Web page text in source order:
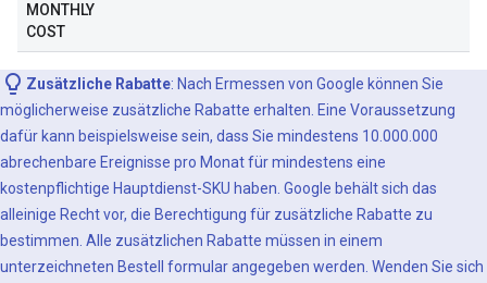
MONTHLY
COST
Zusätzliche Rabatte: Nach Ermessen von Google können Sie
möglicherweise zusätzliche Rabatte erhalten. Eine Voraussetzung
dafür kann beispielsweise sein, dass Sie mindestens 10.000.000
abrechenbare Ereignisse pro Monat für mindestens eine
kostenpflichtige Hauptdienst-SKU haben. Google behält sich das
alleinige Recht vor, die Berechtigung für zusätzliche Rabatte zu
bestimmen. Alle zusätzlichen Rabatte müssen in einem
unterzeichneten Bestell formular angegeben werden. Wenden Sie sich